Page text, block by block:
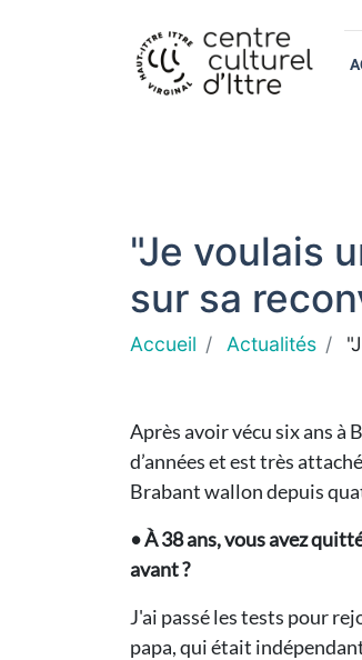
"Je voulais
sur sa
Accueil Actualités
Après avoir vécu six ans à
d’années et est très
Brabant wallon depuis
• À 38 ans, vous avez
avant ?
J'ai passé les tests pour
papa, qui était